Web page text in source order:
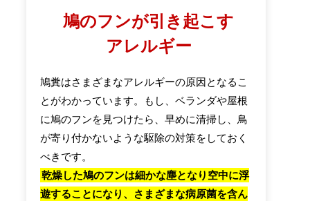
鳩のフンが引き起こす
アレルギー
鳩糞はさまざまなアレルギーの原因となるこ
とがわかっています。もし、ベランダや屋根
に鳩のフンを見つけたら、早めに清掃し、鳥
が寄り付かないような駆除の対策をしておく
べきです。
乾燥した鳩のフンは細かな塵となり空中に浮
遊することになり、さまざまな病原菌を含ん